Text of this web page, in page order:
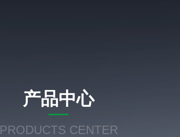
产品中心
PRODUCTS CENTER